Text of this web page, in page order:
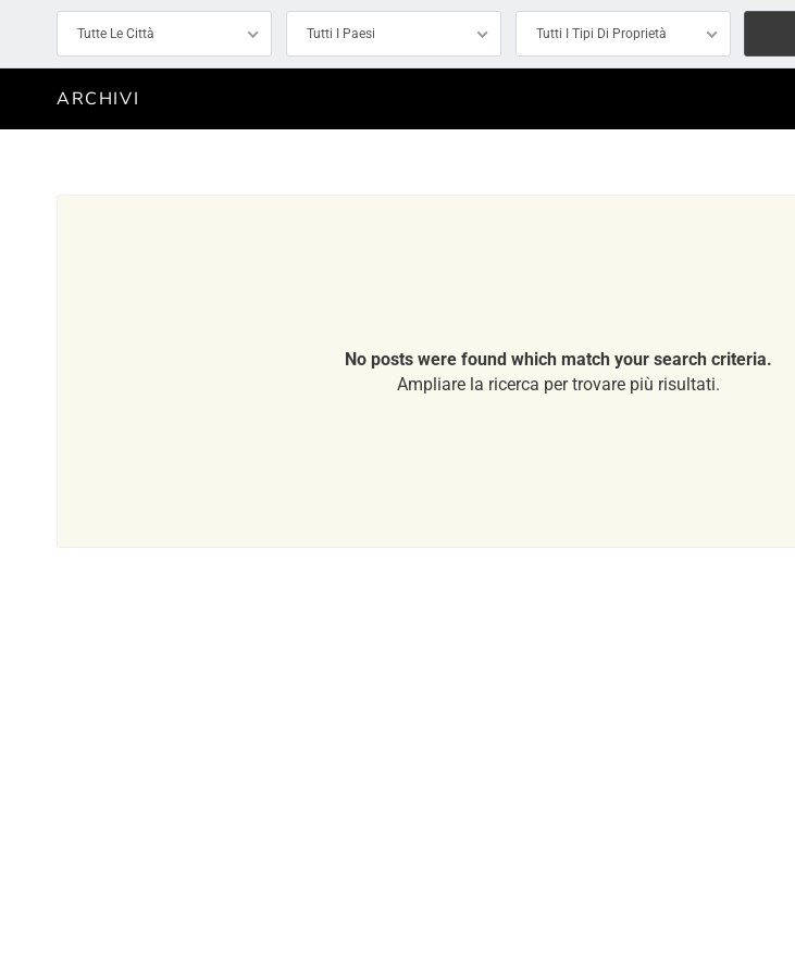
Tutte Le Città Tutti I Paesi Tutti I Tipi Di Proprietà
ARCHIVI
No posts were found which match your search criteria.
Ampliare la ricerca per trovare più risultati.